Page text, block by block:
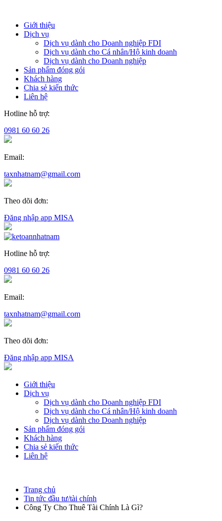
Giới thiệu
Dịch vụ
Dịch vụ dành cho Doanh nghiệp FDI
Dịch vụ dành cho Cá nhân/Hộ kinh doanh
Dịch vụ dành cho Doanh nghiệp
Sản phẩm đóng gói
Khách hàng
Chia sẻ kiến thức
Liên hệ
Hotline hỗ trợ:
0981 60 60 26
Email:
taxnhatnam@gmail.com
Theo dõi đơn:
Đăng nhập app MISA
Hotline hỗ trợ:
0981 60 60 26
Email:
taxnhatnam@gmail.com
Theo dõi đơn:
Đăng nhập app MISA
Giới thiệu
Dịch vụ
Dịch vụ dành cho Doanh nghiệp FDI
Dịch vụ dành cho Cá nhân/Hộ kinh doanh
Dịch vụ dành cho Doanh nghiệp
Sản phẩm đóng gói
Khách hàng
Chia sẻ kiến thức
Liên hệ
Trang chủ
Tin tức đầu tư/tài chính
Công Ty Cho Thuê Tài Chính Là Gì?